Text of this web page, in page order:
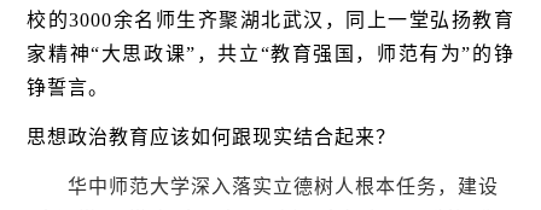
校的3000余名师生齐聚湖北武汉，同上一堂弘扬教育
家精神“大思政课”，共立“教育强国，师范有为”的铮
铮誓言。
思想政治教育应该如何跟现实结合起来？
华中师范大学深入落实立德树人根本任务，建设